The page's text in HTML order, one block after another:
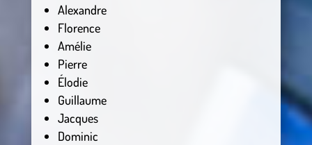
Alexandre
Florence
Amélie
Pierre
Élodie
Guillaume
Jacques
Dominic